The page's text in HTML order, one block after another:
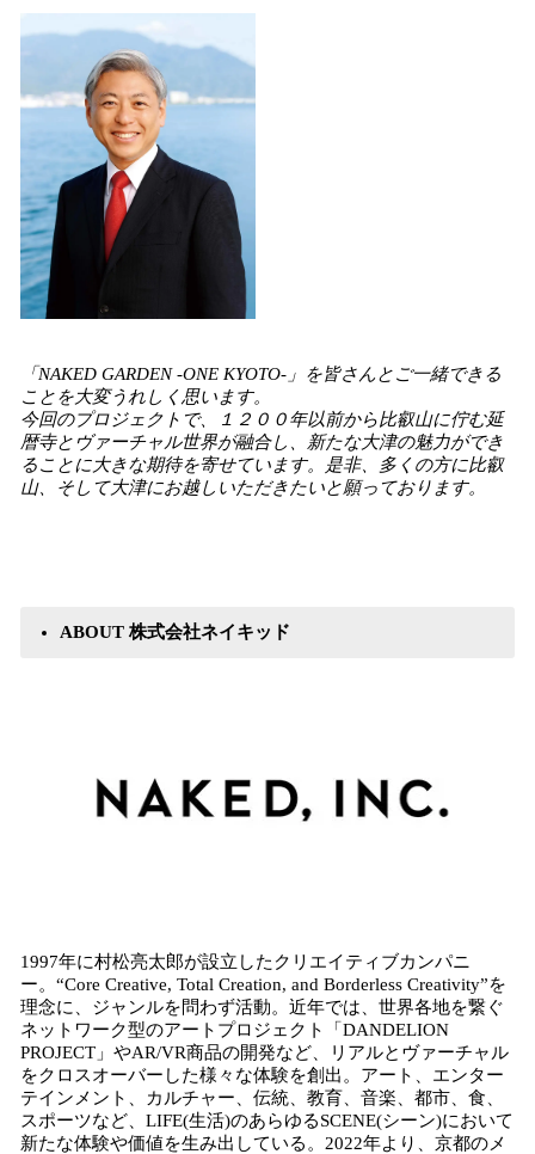
「NAKED GARDEN -ONE KYOTO-」を皆さんとご一緒できる
ことを大変うれしく思います。
今回のプロジェクトで、１２００年以前から比叡山に佇む延
暦寺とヴァーチャル世界が融合し、新たな大津の魅力ができ
ることに大きな期待を寄せています。是非、多くの方に比叡
山、そして大津にお越しいただきたいと願っております。
ABOUT 株式会社ネイキッド
1997年に村松亮太郎が設立したクリエイティブカンパニ
ー。“Core Creative, Total Creation, and Borderless Creativity”を
理念に、ジャンルを問わず活動。近年では、世界各地を繋ぐ
ネットワーク型のアートプロジェクト「DANDELION
PROJECT」やAR/VR商品の開発など、リアルとヴァーチャル
をクロスオーバーした様々な体験を創出。アート、エンター
テインメント、カルチャー、伝統、教育、音楽、都市、食、
スポーツなど、LIFE(生活)のあらゆるSCENE(シーン)において
新たな体験や価値を生み出している。2022年より、京都のメ